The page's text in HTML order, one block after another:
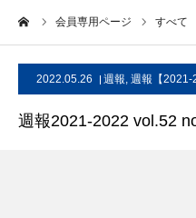
会員専用ページ すべて
2022.05.26 週報, 週報【2021-
週報2021-2022 vol.52
活動報告
お問い合わせ